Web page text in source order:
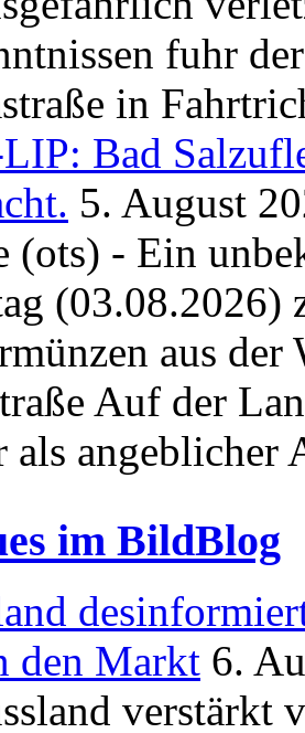
fuhr
in
Bad
5. August
(ots) - Ein
(03.08.2026)
aus der
Auf der
als angeblicher
im BildBlog
den Markt 6.
verstärkt